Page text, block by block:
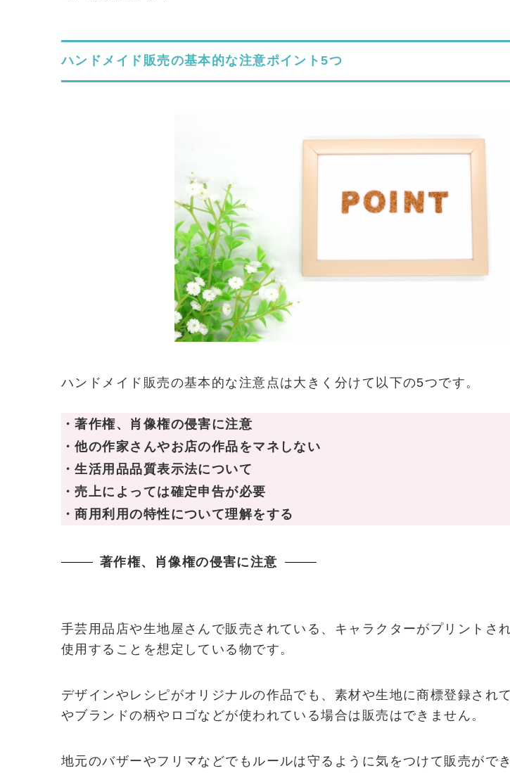
ハンドメイド販売の基本的な注意ポイント5つ
ハンドメイド販売の基本的な注意点は大きく分けて以下の5つです。
・著作権、肖像権の侵害に注意
・他の作家さんやお店の作品をマネしない
・生活用品品質表示法について
・売上によっては確定申告が必要
・商用利用の特性について理解をする
著作権、肖像権の侵害に注意
手芸用品店や生地屋さんで販売されている、キャラクターがプリントさ
使用することを想定している物です。
デザインやレシピがオリジナルの作品でも、素材や生地に商標登録され
やブランドの柄やロゴなどが使われている場合は販売はできません。
地元のバザーやフリマなどでもルールは守るように気をつけて販売がで